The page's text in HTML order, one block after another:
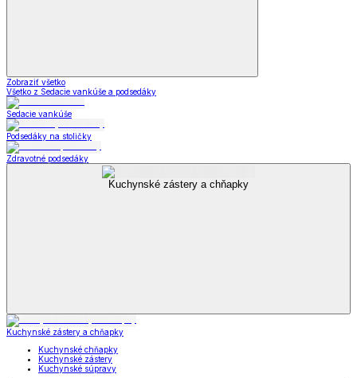
Zobraziť všetko
Všetko z Sedacie vankúše a podsedáky
Sedacie vankúše
Podsedáky na stoličky
Zdravotné podsedáky
Kuchynské zástery a chňapky
Kuchynské zástery a chňapky
Kuchynské chňapky
Kuchynské zástery
Kuchynské súpravy